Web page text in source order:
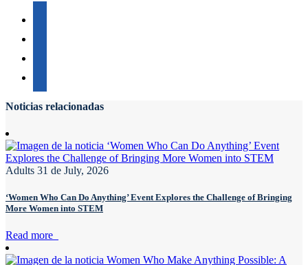
Noticias relacionadas
Adults 31 de July, 2026
‘Women Who Can Do Anything’ Event Explores the Challenge of Bringing
More Women into STEM
Read more